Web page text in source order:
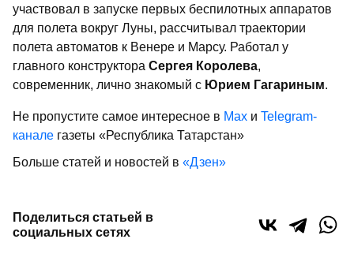
участвовал в запуске первых беспилотных аппаратов
для полета вокруг Луны, рассчитывал траектории
полета автоматов к Венере и Марсу. Работал у
главного конструктора Сергея Королева,
современник, лично знакомый с Юрием Гагариным.
Не пропустите самое интересное в Max и Telegram-
канале газеты «Республика Татарстан»
Больше статей и новостей в «Дзен»
Поделиться статьей в
социальных сетях